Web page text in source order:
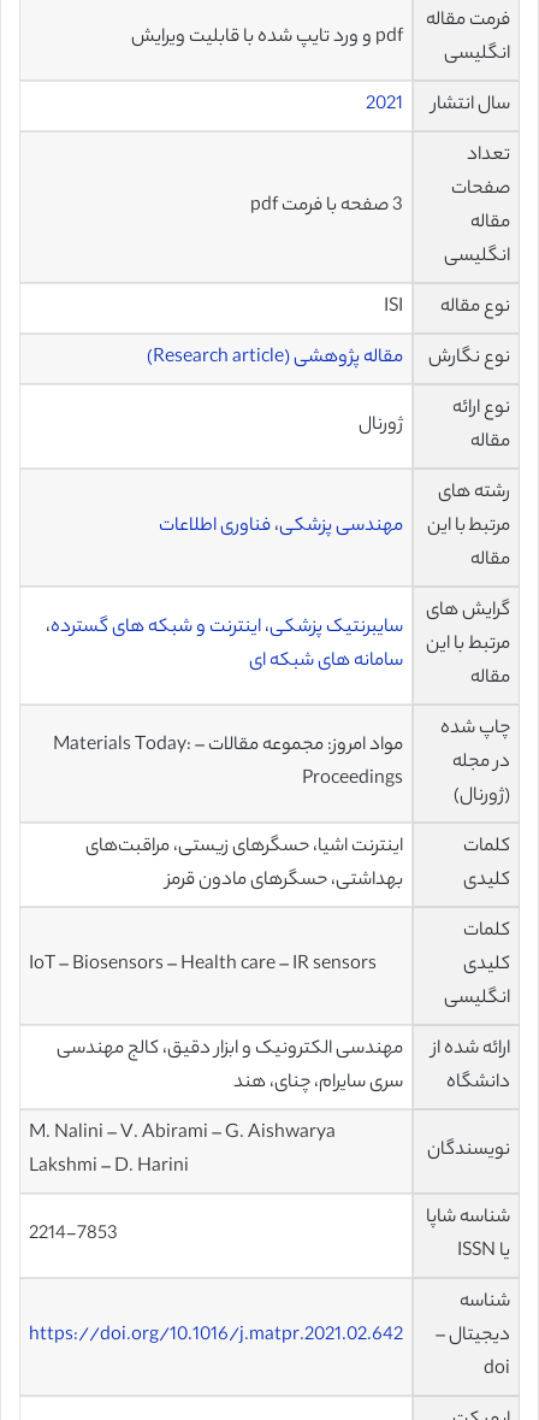
فرمت مقاله
انگلیسی
pdf و ورد تایپ شده با قابلیت ویرایش
سال انتشار
2021
تعداد
صفحات
مقاله
انگلیسی
3 صفحه با فرمت pdf
نوع مقاله
ISI
نوع نگارش
مقاله پژوهشی (Research article)
نوع ارائه
مقاله
ژورنال
رشته های
مرتبط با این
مقاله
مهندسی پزشکی،فناوری اطلاعات
گرایش های
مرتبط با این
مقاله
سایبرنتیک پزشکی،اینترنت و شبکه های گسترده،
سامانه های شبکه ای
چاپ شده
در مجله
(ژورنال)
مواد امروز: مجموعه مقالات – Materials Today:
Proceedings
کلمات
کلیدی
اینترنت اشیا، حسگرهای زیستی، مراقبت‌های
بهداشتی، حسگرهای مادون قرمز
کلمات
کلیدی
انگلیسی
IoT – Biosensors – Health care – IR sensors
ارائه شده از
دانشگاه
مهندسی الکترونیک و ابزار دقیق، کالج مهندسی
سری سایرام، چنای، هند
نویسندگان
M. Nalini – V. Abirami – G. Aishwarya
Lakshmi – D. Harini
شناسه شاپا
یا ISSN
2214-7853
شناسه
دیجیتال –
doi
https://doi.org/10.1016/j.matpr.2021.02.642